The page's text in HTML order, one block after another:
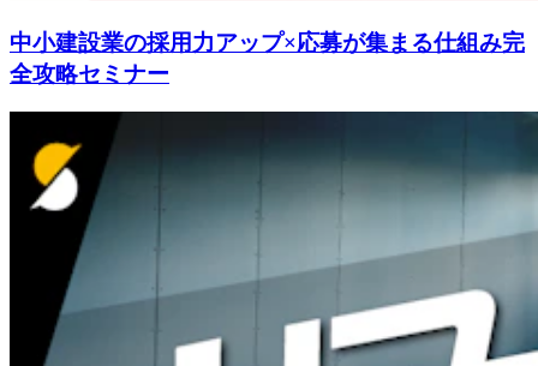
中小建設業の採用力アップ×応募が集まる仕組み完
全攻略セミナー